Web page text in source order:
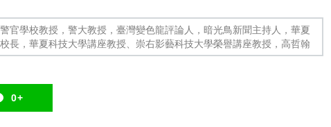
官學校教授，警大教授，臺灣變色龍評論人，暗光鳥新聞主持人，華夏
長，華夏科技大學講座教授、崇右影藝科技大學榮譽講座教授，高哲翰
0+